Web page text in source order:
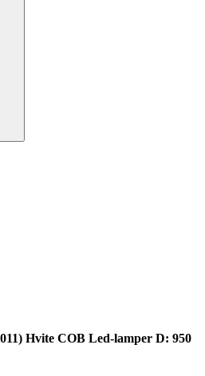
Hvite COB Led-lamper D: 950